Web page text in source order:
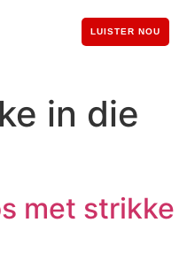
LUISTER NOU
in die
met strikke